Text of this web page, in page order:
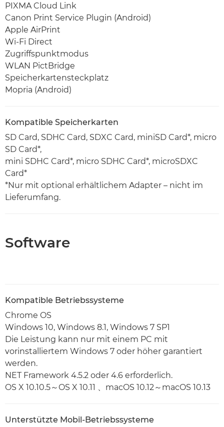
PIXMA Cloud Link
Canon Print Service Plugin (Android)
Apple AirPrint
Wi-Fi Direct
Zugriffspunktmodus
WLAN PictBridge
Speicherkartensteckplatz
Mopria (Android)
Kompatible Speicherkarten
SD Card, SDHC Card, SDXC Card, miniSD Card*, micro
SD Card*,
mini SDHC Card*, micro SDHC Card*, microSDXC
Card*
*Nur mit optional erhältlichem Adapter – nicht im
Lieferumfang.
Software
Kompatible Betriebssysteme
Chrome OS
Windows 10, Windows 8.1, Windows 7 SP1
Die Leistung kann nur mit einem PC mit
vorinstalliertem Windows 7 oder höher garantiert
werden.
NET Framework 4.5.2 oder 4.6 erforderlich.
OS X 10.10.5～OS X 10.11 、macOS 10.12～macOS 10.13
Unterstützte Mobil-Betriebssysteme